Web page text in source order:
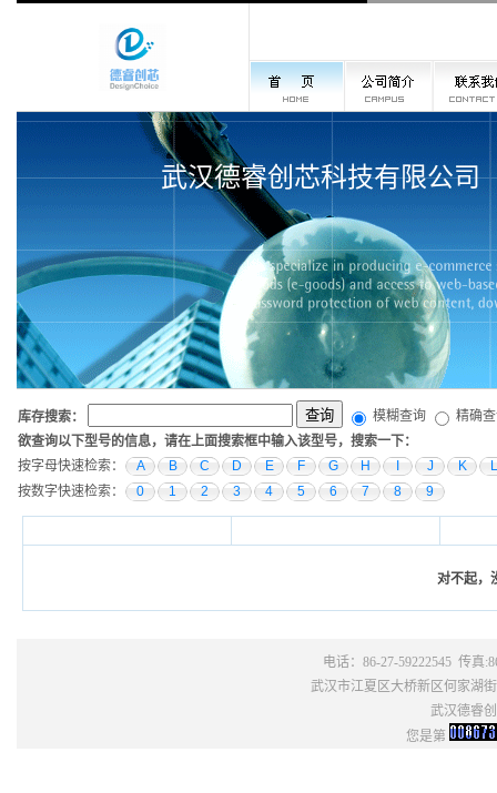
武汉德睿创芯科技有限公司
库存搜索： 模糊查询
精确
欲查询以下型号的信息，请在上面搜索框中输入该型号，搜索一下：
按字母快速检索：
A B C D E F G H J K
L
按数字快速检索：
0 1 2 3 4 5 6 7 8 9
对不起，
电话：86-27-59222545 传真
武汉市江夏区大桥新区何家湖
武汉德睿
您是第